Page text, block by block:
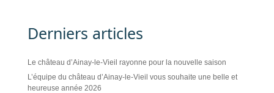
Derniers articles
Le château d’Ainay-le-Vieil rayonne pour la nouvelle saison
L’équipe du château d’Ainay-le-Vieil vous souhaite une belle et
heureuse année 2026